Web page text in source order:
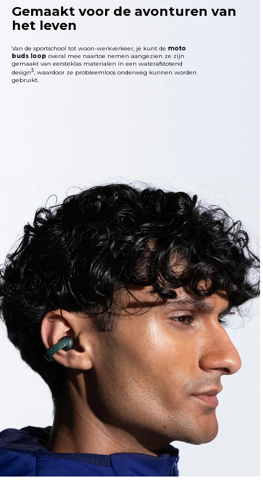
Gemaakt voor de avonturen van
het leven
Van de sportschool tot woon-werkverkeer, je kunt de moto
buds loop overal mee naartoe nemen aangezien ze zijn
gemaakt van eersteklas materialen in een waterafstotend
design3, waardoor ze probleemloos onderweg kunnen worden
gebruikt.